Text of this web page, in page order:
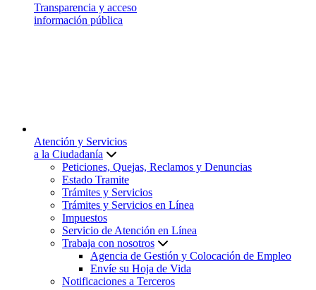
Transparencia y acceso
información pública
Atención y Servicios
a la Ciudadanía
Peticiones, Quejas, Reclamos y Denuncias
Estado Tramite
Trámites y Servicios
Trámites y Servicios en Línea
Impuestos
Servicio de Atención en Línea
Trabaja con nosotros
Agencia de Gestión y Colocación de Empleo
Envíe su Hoja de Vida
Notificaciones a Terceros